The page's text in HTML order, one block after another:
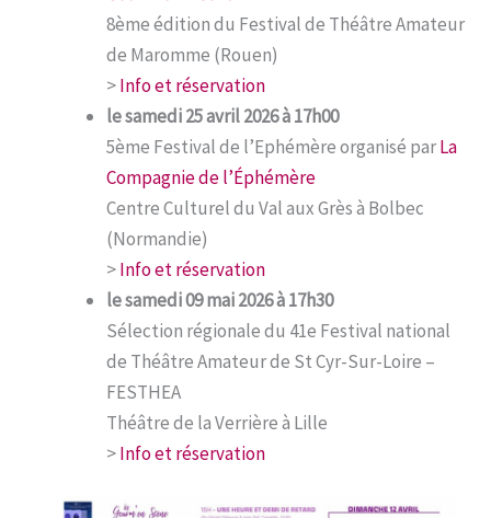
8ème édition du Festival de Théâtre Amateur
de Maromme (Rouen)
>Info et réservation
le samedi 25 avril 2026 à 17h00
5ème Festival de l’Ephémère organisé parLa
Compagnie de l’Éphémère
Centre Culturel du Val aux Grès à Bolbec
(Normandie)
>Info et réservation
le samedi 09 mai 2026 à 17h30
Sélection régionale du 41e Festival national
de Théâtre Amateur de St Cyr-Sur-Loire –
FESTHEA
Théâtre de la Verrière à Lille
>Info et réservation